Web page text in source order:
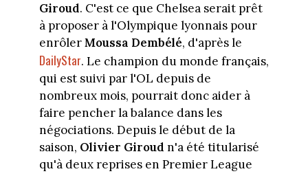
Giroud. C'est ce que Chelsea serait prêt
à proposer à l'Olympique lyonnais pour
enrôlerMoussa Dembélé, d'après le
DailyStar. Le champion du monde français,
qui est suivi par l'OL depuis de
nombreux mois, pourrait donc aider à
faire pencher la balance dans les
négociations. Depuis le début de la
saison, Olivier Giroud n'a été titularisé
qu'à deux reprises en Premier League